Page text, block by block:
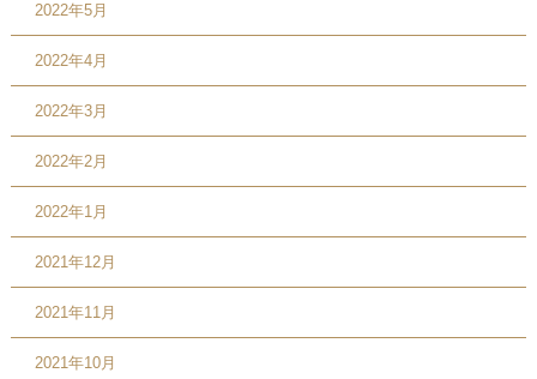
2022年5月
2022年4月
2022年3月
2022年2月
2022年1月
2021年12月
2021年11月
2021年10月